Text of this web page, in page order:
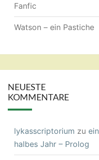
Fanfic
Watson – ein Pastiche
NEUESTE
KOMMENTARE
lykasscriptorium zu ein
halbes Jahr – Prolog